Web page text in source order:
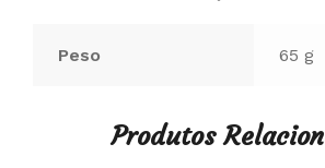
Peso 65 g
Produtos